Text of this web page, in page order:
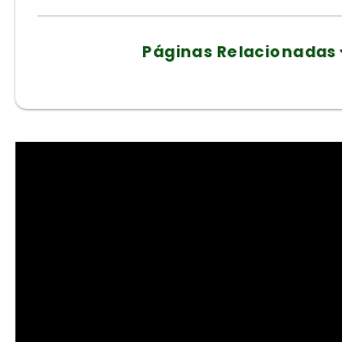
Páginas Relacionadas